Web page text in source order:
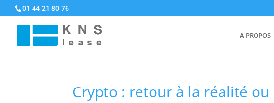
01 44 21 80 76
A PROPOS
Crypto : retour à la réalité ou